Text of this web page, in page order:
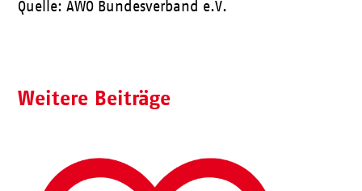
Quelle: AWO Bundesverband e.V.
Weitere Beiträge